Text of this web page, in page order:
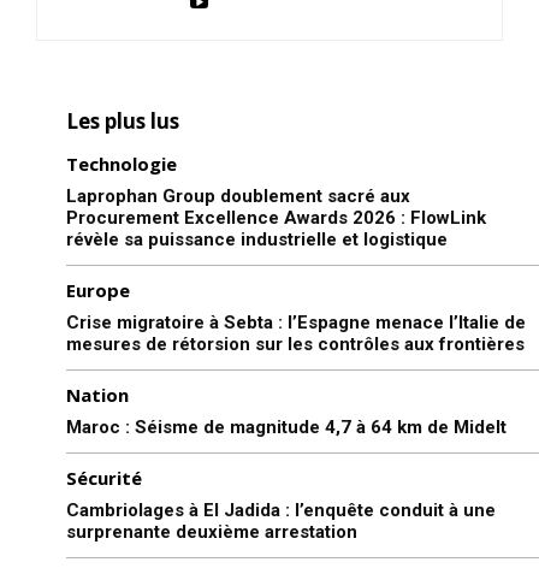
Les plus lus
Technologie
Laprophan Group doublement sacré aux
Procurement Excellence Awards 2026 : FlowLink
révèle sa puissance industrielle et logistique
Europe
Crise migratoire à Sebta : l’Espagne menace l’Italie de
mesures de rétorsion sur les contrôles aux frontières
Nation
Maroc : Séisme de magnitude 4,7 à 64 km de Midelt
Sécurité
Cambriolages à El Jadida : l’enquête conduit à une
surprenante deuxième arrestation